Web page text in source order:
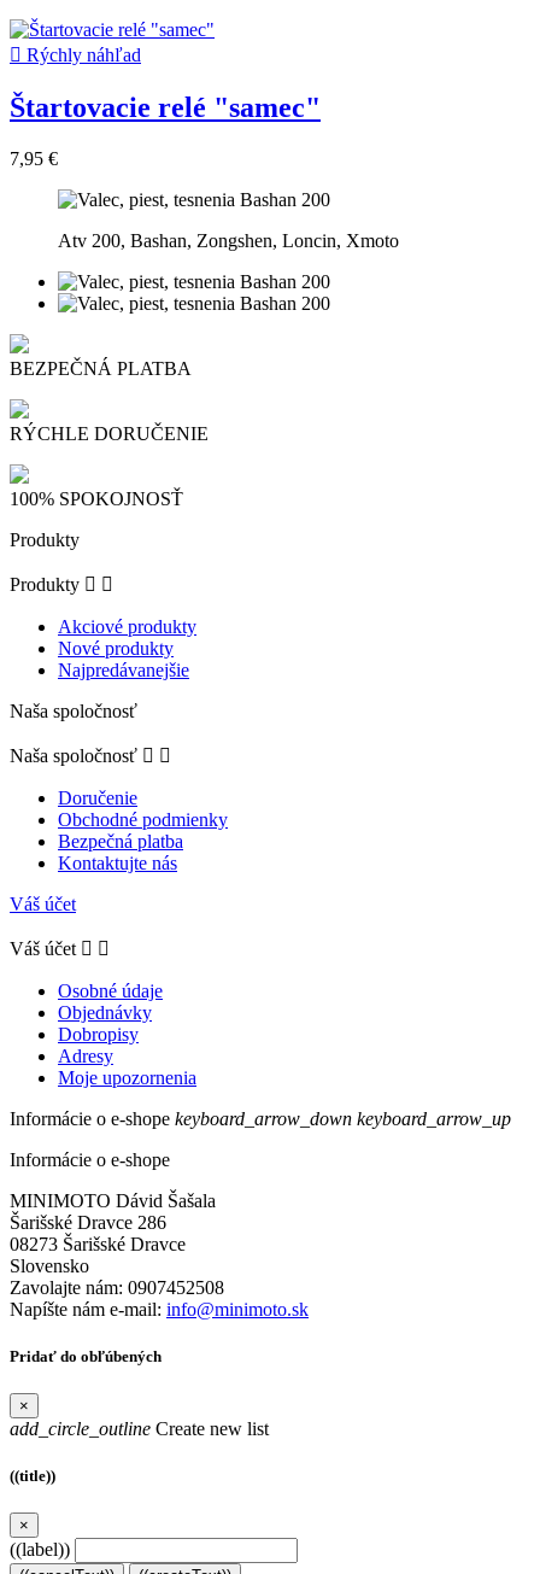
 Rýchly náhľad
Štartovacie relé "samec"
7,95 €
Atv 200, Bashan, Zongshen, Loncin, Xmoto
BEZPEČNÁ PLATBA
RÝCHLE DORUČENIE
100% SPOKOJNOSŤ
Produkty
Produkty  
Akciové produkty
Nové produkty
Najpredávanejšie
Naša spoločnosť
Naša spoločnosť  
Doručenie
Obchodné podmienky
Bezpečná platba
Kontaktujte nás
Váš účet
Váš účet  
Osobné údaje
Objednávky
Dobropisy
Adresy
Moje upozornenia
Informácie o e-shope keyboard_arrow_down keyboard_arrow_up
Informácie o e-shope
MINIMOTO Dávid Šašala
Šarišské Dravce 286
08273 Šarišské Dravce
Slovensko
Zavolajte nám: 0907452508
Napíšte nám e-mail: info@minimoto.sk
Pridať do obľúbených
×
add_circle_outline Create new list
((title))
×
((label))